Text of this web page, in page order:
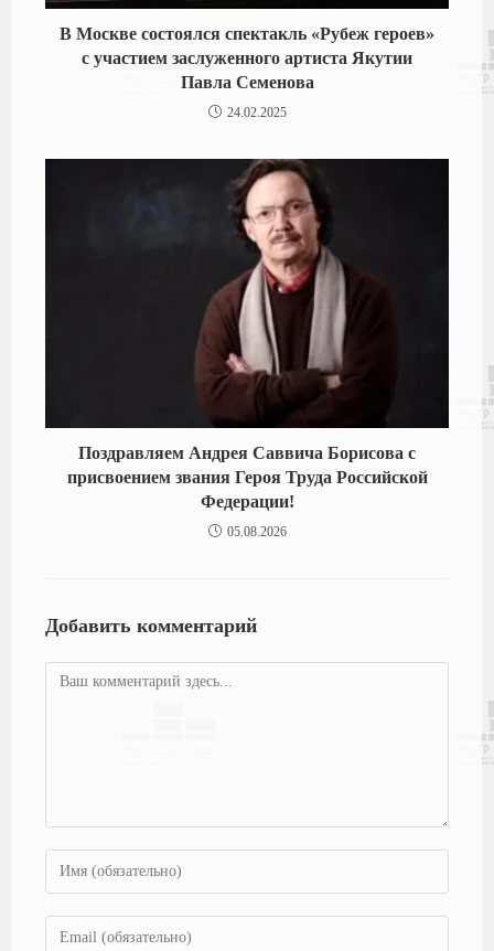
В Москве состоялся спектакль «Рубеж героев»
с участием заслуженного артиста Якутии
Павла Семенова
24.02.2025
Поздравляем Андрея Саввича Борисова с
присвоением звания Героя Труда Российской
Федерации!
05.08.2026
Добавить комментарий